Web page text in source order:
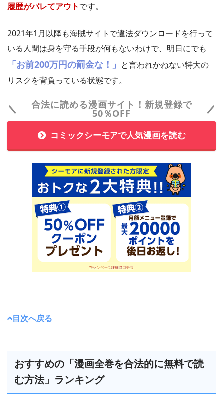
履歴がバレてアウトです。
2021年1月以降も海賊サイトで違法ダウンロードを行って
いる人間は身を守る手段が何もないわけで、明日にでも
「お前200万円の罰金な！」 と言われかねない特大の
リスクを背負っている状態です。
合法に読める漫画サイト！新規登録で
50％OFF
コミックシーモアで人気漫画を読む
目次へ戻る
おすすめの「漫画全巻を合法的に無料で読
む方法」ランキング